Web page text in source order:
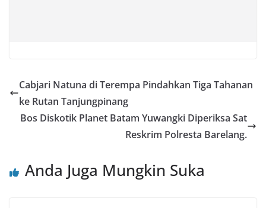
Cabjari Natuna di Terempa Pindahkan Tiga Tahanan
ke Rutan Tanjungpinang
Bos Diskotik Planet Batam Yuwangki Diperiksa Sat
Reskrim Polresta Barelang.
Anda Juga Mungkin Suka